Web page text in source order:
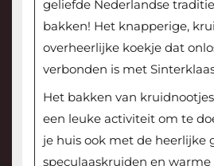
geliefde Nederlandse
bakken! Het knapperige,
overheerlijke koekje dat
verbonden is met
Het bakken van
een leuke activiteit om te
je huis ook met de heerlijke
speculaaskruiden en